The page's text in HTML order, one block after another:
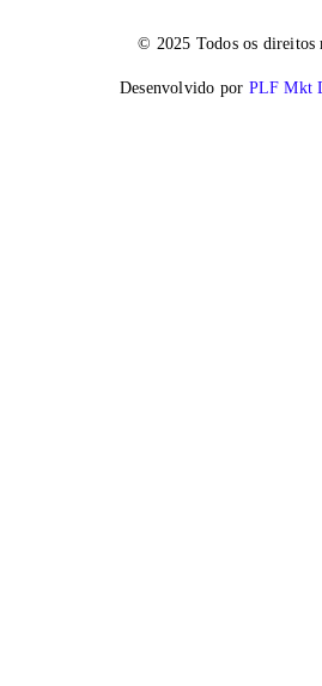
© 2025 Todos os direitos
Desenvolvido por PLF Mkt